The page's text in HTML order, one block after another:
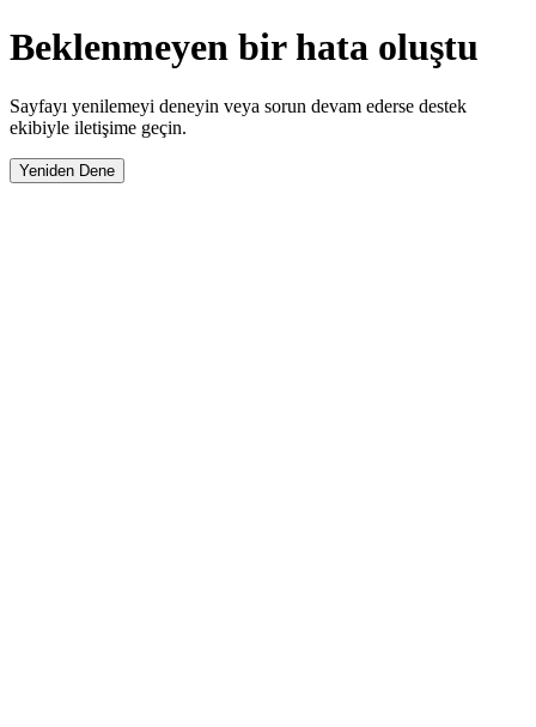
Beklenmeyen bir hata oluştu
Sayfayı yenilemeyi deneyin veya sorun devam ederse destek
ekibiyle iletişime geçin.
Yeniden Dene